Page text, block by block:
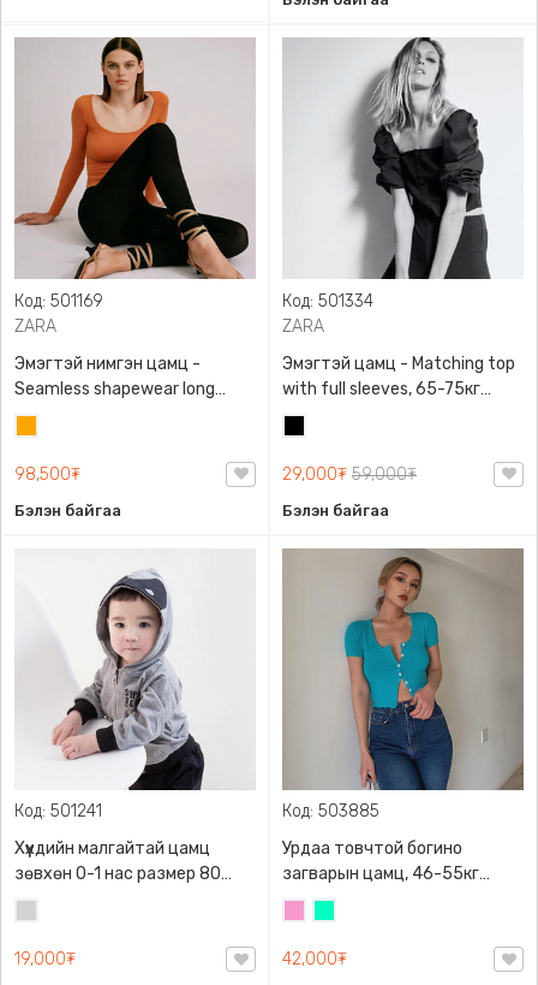
Код: 501169
ZARA
Эмэгтэй нимгэн цамц -
Seamless shapewear long
sleeve t-shirt, 40-60кг жинд
таарна, ZARA, 8779/458/615,
Урт ханцуйтай
98,500₮
Бэлэн байгаа
Код: 501334
ZARA
Эмэгтэй цамц - Matching top
with full sleeves, 65-75кг
жинд таарна, ZARA,
0962/642/800, Задгай
энгэртэй, Урт ханцуйтай,
29,000₮ 59,000₮
Бэлэн байгаа
Код: 501241
Хүүхдийн малгайтай цамц
зөвхөн 0-1 нас размер 80
сонголттой
19,000₮
Код: 503885
Урдаа товчтой богино
загварын цамц, 46-55кг
жинд таарна
42,000₮